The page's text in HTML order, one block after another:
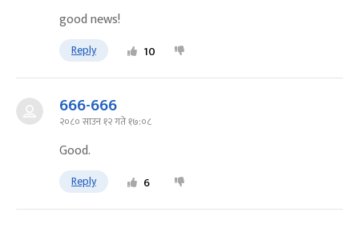
good news!
Reply 10
666-666
२०८० साउन १२ गते १७:०८
Good.
Reply 6